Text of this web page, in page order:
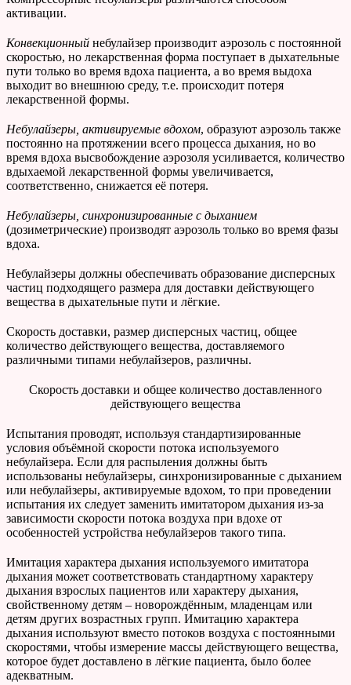
активации.
Конвекционный небулайзер производит аэрозоль с постоянной
скоростью, но лекарственная форма поступает в дыхательные
пути только во время вдоха пациента, а во время выдоха
выходит во внешнюю среду, т.е. происходит потеря
лекарственной формы.
Небулайзеры, активируемые вдохом, образуют аэрозоль также
постоянно на протяжении всего процесса дыхания, но во
время вдоха высвобождение аэрозоля усиливается, количество
вдыхаемой лекарственной формы увеличивается,
соответственно, снижается её потеря.
Небулайзеры, синхронизированные с дыханием
(дозиметрические) производят аэрозоль только во время фазы
вдоха.
Небулайзеры должны обеспечивать образование дисперсных
частиц подходящего размера для доставки действующего
вещества в дыхательные пути и лёгкие.
Скорость доставки, размер дисперсных частиц, общее
количество действующего вещества, доставляемого
различными типами небулайзеров, различны.
Скорость доставки и общее количество доставленного
действующего вещества
Испытания проводят, используя стандартизированные
условия объёмной скорости потока используемого
небулайзера. Если для распыления должны быть
использованы небулайзеры, синхронизированные с дыханием
или небулайзеры, активируемые вдохом, то при проведении
испытания их следует заменить имитатором дыхания из-за
зависимости скорости потока воздуха при вдохе от
особенностей устройства небулайзеров такого типа.
Имитация характера дыхания используемого имитатора
дыхания может соответствовать стандартному характеру
дыхания взрослых пациентов или характеру дыхания,
свойственному детям – новорождённым, младенцам или
детям других возрастных групп. Имитацию характера
дыхания используют вместо потоков воздуха с постоянными
скоростями, чтобы измерение массы действующего вещества,
которое будет доставлено в лёгкие пациента, было более
адекватным.